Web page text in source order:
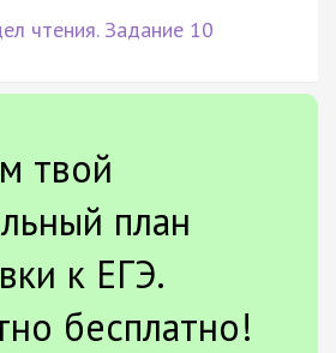
чтения. Задание 10
твой
план
к ЕГЭ.
бесплатно!